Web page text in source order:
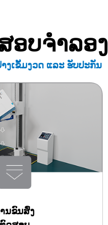
ອບຈຳລອງ
ງເຂັ້ມງວດ ແລະ ຮັບປະກັນ
ນຂົນສົ່ງ